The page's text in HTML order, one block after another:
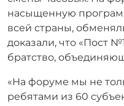
насыщенную
всей страны,
доказали, что «Пост
братство,
«На форуме мы не
ребятами из 60